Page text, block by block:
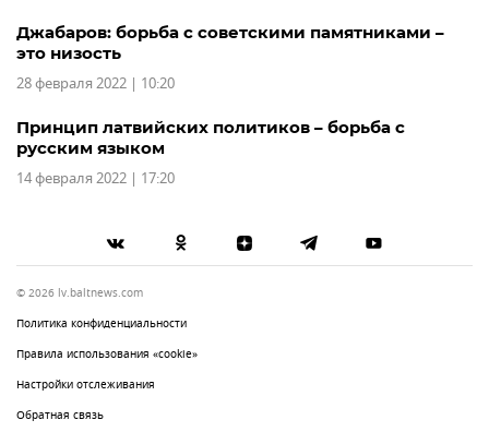
Джабаров: борьба с советскими памятниками –
это низость
28 февраля 2022 | 10:20
Принцип латвийских политиков – борьба с
русским языком
14 февраля 2022 | 17:20
© 2026 lv.baltnews.com
Политика конфиденциальности
Правила использования «cookie»
Настройки отслеживания
Обратная связь